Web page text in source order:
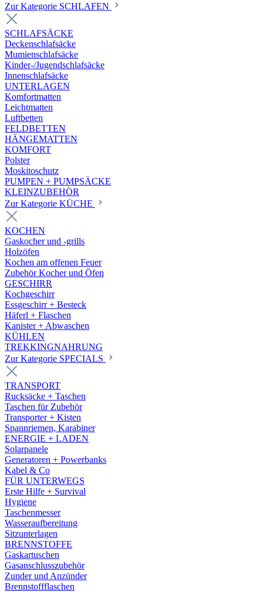
Zur Kategorie SCHLAFEN
SCHLAFSÄCKE
Deckenschlafsäcke
Mumienschlafsäcke
Kinder-/Jugendschlafsäcke
Innenschlafsäcke
UNTERLAGEN
Komfortmatten
Leichtmatten
Luftbetten
FELDBETTEN
HÄNGEMATTEN
KOMFORT
Polster
Moskitoschutz
PUMPEN + PUMPSÄCKE
KLEINZUBEHÖR
Zur Kategorie KÜCHE
KOCHEN
Gaskocher und -grills
Holzöfen
Kochen am offenen Feuer
Zubehör Kocher und Öfen
GESCHIRR
Kochgeschirr
Essgeschirr + Besteck
Häferl + Flaschen
Kanister + Abwaschen
KÜHLEN
TREKKINGNAHRUNG
Zur Kategorie SPECIALS
TRANSPORT
Rucksäcke + Taschen
Taschen für Zubehör
Transporter + Kisten
Spannriemen, Karabiner
ENERGIE + LADEN
Solarpanele
Generatoren + Powerbanks
Kabel & Co
FÜR UNTERWEGS
Erste Hilfe + Survival
Hygiene
Taschenmesser
Wasseraufbereitung
Sitzunterlagen
BRENNSTOFFE
Gaskartuschen
Gasanschlusszubehör
Zunder und Anzünder
Brennstoffflaschen